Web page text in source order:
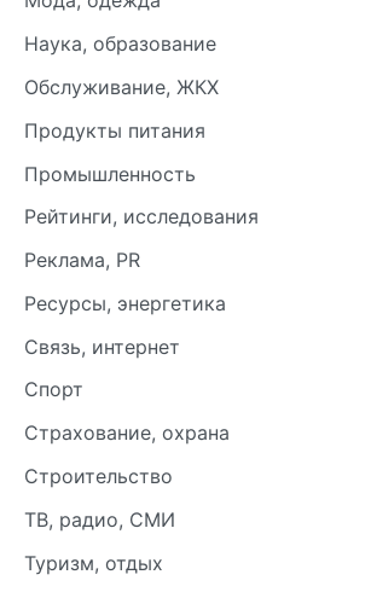
Наука, образование
Обслуживание, ЖКХ
Продукты питания
Промышленность
Рейтинги, исследования
Реклама, PR
Ресурсы, энергетика
Связь, интернет
Спорт
Страхование, охрана
Строительство
ТВ, радио, СМИ
Туризм, отдых